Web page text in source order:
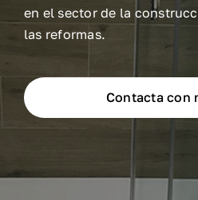
en el sector de la
las reformas.
Contacta con